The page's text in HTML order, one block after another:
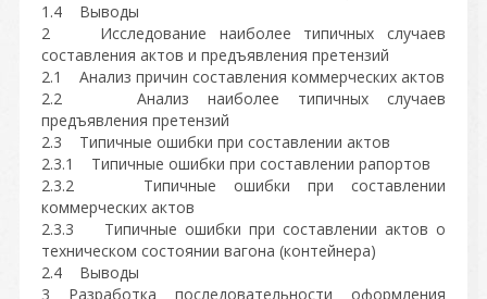
1.4 Выводы
2 Исследование наиболее типичных случаев
составления актов и предъявления претензий
2.1 Анализ причин составления коммерческих актов
2.2 Анализ наиболее типичных случаев
предъявления претензий
2.3 Типичные ошибки при составлении актов
2.3.1 Типичные ошибки при составлении рапортов
2.3.2 Типичные ошибки при составлении
коммерческих актов
2.3.3 Типичные ошибки при составлении актов о
техническом состоянии вагона (контейнера)
2.4 Выводы
3 Разработка последовательности оформления